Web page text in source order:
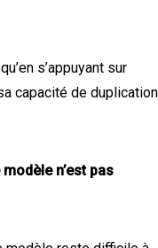
s’appuyant sur
capacité de duplication
n’est pas